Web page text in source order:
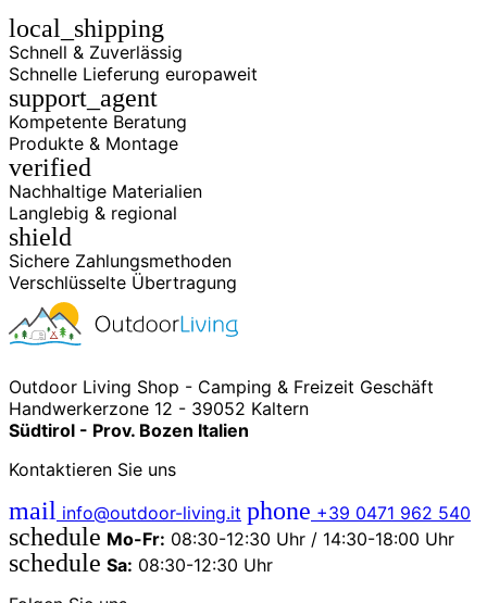
local_shipping
Schnell & Zuverlässig
Schnelle Lieferung europaweit
support_agent
Kompetente Beratung
Produkte & Montage
verified
Nachhaltige Materialien
Langlebig & regional
shield
Sichere Zahlungsmethoden
Verschlüsselte Übertragung
Outdoor Living Shop - Camping & Freizeit Geschäft
Handwerkerzone 12 - 39052 Kaltern
Südtirol - Prov. Bozen Italien
Kontaktieren Sie uns
mail info@outdoor-living.it phone +39 0471 962 540
schedule Mo-Fr: 08:30-12:30 Uhr / 14:30-18:00 Uhr
schedule Sa: 08:30-12:30 Uhr